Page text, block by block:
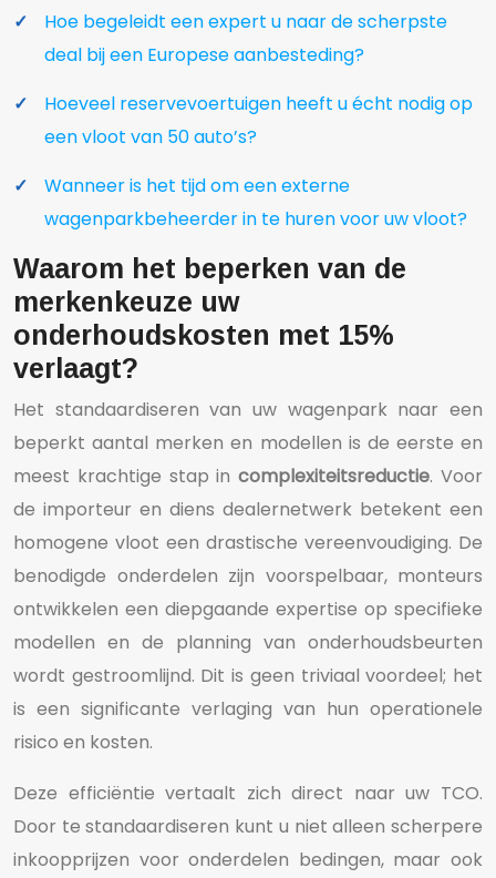
Hoe begeleidt een expert u naar de scherpste
deal bij een Europese aanbesteding?
Hoeveel reservevoertuigen heeft u écht nodig op
een vloot van 50 auto’s?
Wanneer is het tijd om een externe
wagenparkbeheerder in te huren voor uw vloot?
Waarom het beperken van de
merkenkeuze uw
onderhoudskosten met 15%
verlaagt?
Het standaardiseren van uw wagenpark naar een
beperkt aantal merken en modellen is de eerste en
meest krachtige stap incomplexiteitsreductie. Voor
de importeur en diens dealernetwerk betekent een
homogene vloot een drastische vereenvoudiging. De
benodigde onderdelen zijn voorspelbaar, monteurs
ontwikkelen een diepgaande expertise op specifieke
modellen en de planning van onderhoudsbeurten
wordt gestroomlijnd. Dit is geen triviaal voordeel; het
is een significante verlaging van hun operationele
risico en kosten.
Deze efficiëntie vertaalt zich direct naar uw TCO.
Door te standaardiseren kunt u niet alleen scherpere
inkoopprijzen voor onderdelen bedingen, maar ook